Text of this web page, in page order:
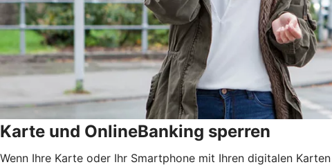
Karte und OnlineBanking sperren
Wenn Ihre Karte oder Ihr Smartphone mit Ihren digitalen